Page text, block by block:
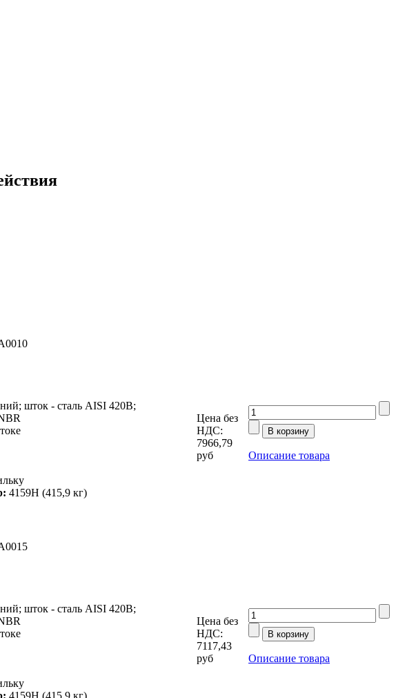
шток - сталь AISI 420В;
4159H (415,9 кг)
Цена без
НДС:
7966,79
руб
Описание товара
шток - сталь AISI 420В;
4159H (415,9 кг)
Цена без
НДС:
7117,43
руб
Описание товара